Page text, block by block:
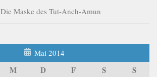
Die Maske des Tut-Anch-Amun
Mai 2014
M D F S S